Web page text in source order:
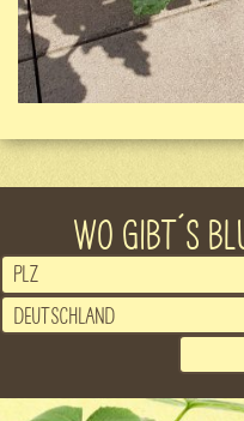
WO GIBT´S